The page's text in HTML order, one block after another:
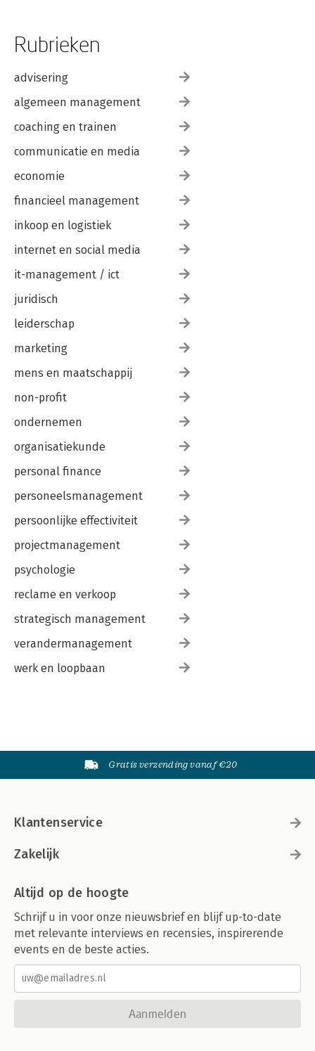
Rubrieken
advisering
algemeen management
coaching en trainen
communicatie en media
economie
financieel management
inkoop en logistiek
internet en social media
it-management / ict
juridisch
leiderschap
marketing
mens en maatschappij
non-profit
ondernemen
organisatiekunde
personal finance
personeelsmanagement
persoonlijke effectiviteit
projectmanagement
psychologie
reclame en verkoop
strategisch management
verandermanagement
werk en loopbaan
Gratis verzending vanaf €20
Klantenservice
Zakelijk
Altijd op de hoogte
Schrijf u in voor onze nieuwsbrief en blijf up-to-date
met relevante interviews en recensies, inspirerende
events en de beste acties.
Aanmelden